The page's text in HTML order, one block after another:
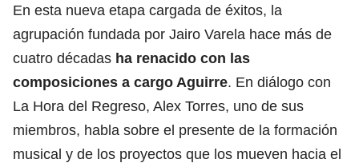
En esta nueva etapa cargada de éxitos, la
agrupación fundada por Jairo Varela hace más de
cuatro décadas ha renacido con las
composiciones a cargo Aguirre. En diálogo con
La Hora del Regreso, Alex Torres, uno de sus
miembros, habla sobre el presente de la formación
musical y de los proyectos que los mueven hacia el